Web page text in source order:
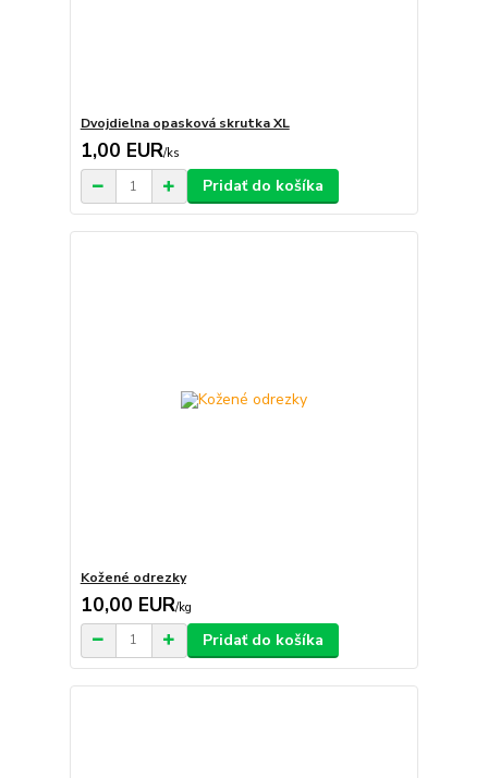
Dvojdielna opasková skrutka XL
1,00 EUR/ks
Pridať do košíka
Kožené odrezky
10,00 EUR/kg
Pridať do košíka